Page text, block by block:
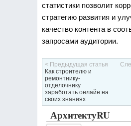
статистики позволит
стратегию развития и
качество контента в
запросами аудитории.
< Предыдущая статья
Как строителю и
ремонтнику-
отделочнику
заработать онлайн на
своих знаниях
АрхитектуRU